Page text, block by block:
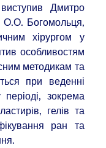
Дмитро
О.О. Богомольця,
хірургом у
особливостям
методикам та
при веденні
періоді, зокрема
гелів та
ран та